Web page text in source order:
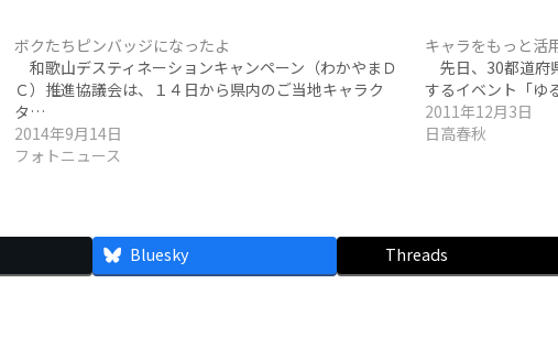
ボクたちピンバッジになったよ
和歌山デスティネーションキャンペーン（わかやまＤ
Ｃ）推進協議会は、１４日から県内のご当地キャラク
タ…
2014年9月14日
フォトニュース
キャラをもっと活
先日、30都道府
するイベント「ゆ
2011年12月3日
日高春秋
Bluesky Threads